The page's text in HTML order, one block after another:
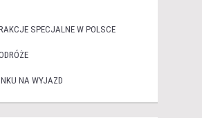
SPECJALNE W POLSCE
NA WYJAZD